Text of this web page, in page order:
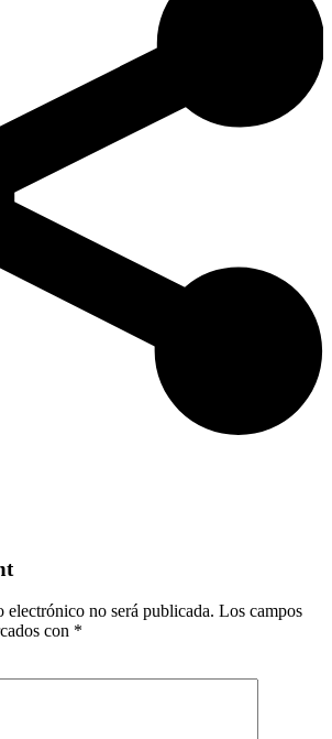
electrónico no será publicada. Los campos
con *